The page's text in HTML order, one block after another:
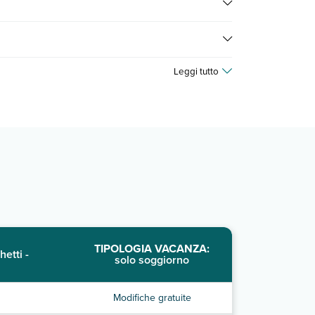
Leggi tutto
- TIPOLOGIA VACANZA:
solo soggiorno
Modifiche gratuite